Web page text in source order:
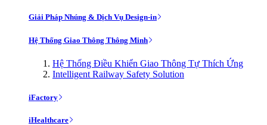
Giải Pháp Nhúng & Dịch Vụ Design-in
Hệ Thống Giao Thông Thông Minh
Hệ Thống Điều Khiển Giao Thông Tự Thích Ứng
Intelligent Railway Safety Solution
iFactory
iHealthcare